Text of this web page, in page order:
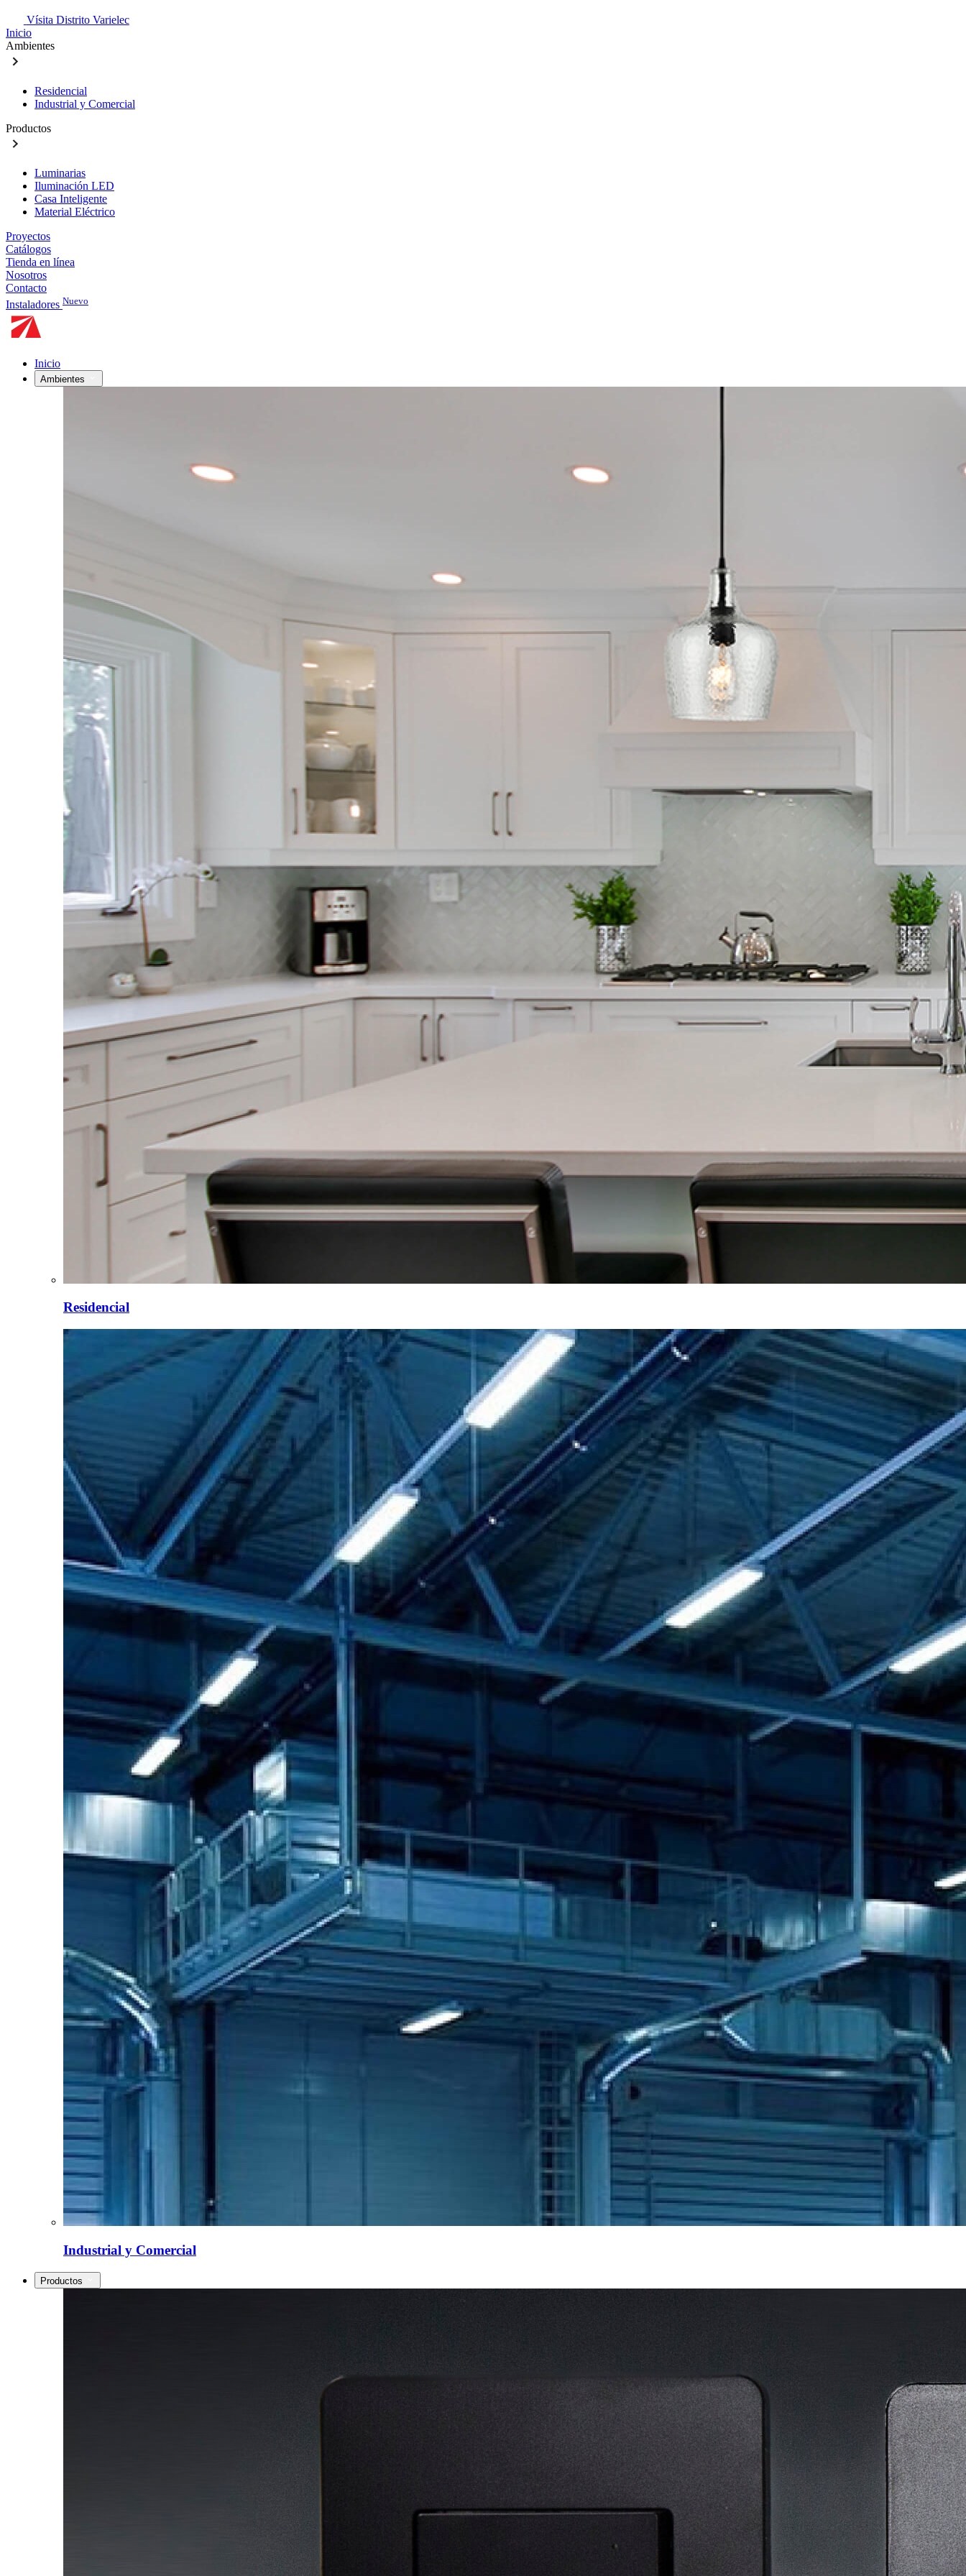
Vísita Distrito Varielec
Inicio
Ambientes
Residencial
Industrial y Comercial
Productos
Luminarias
Iluminación LED
Casa Inteligente
Material Eléctrico
Proyectos
Catálogos
Tienda en línea
Nosotros
Contacto
Instaladores Nuevo
Inicio
Ambientes
Residencial
Industrial y Comercial
Productos